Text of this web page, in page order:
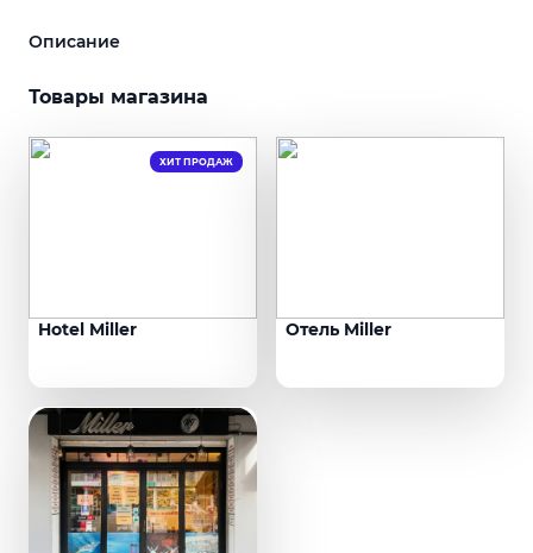
Описание
Товары магазина
Hotel Miller
ХИТ ПРОДАЖ
Отель Miller